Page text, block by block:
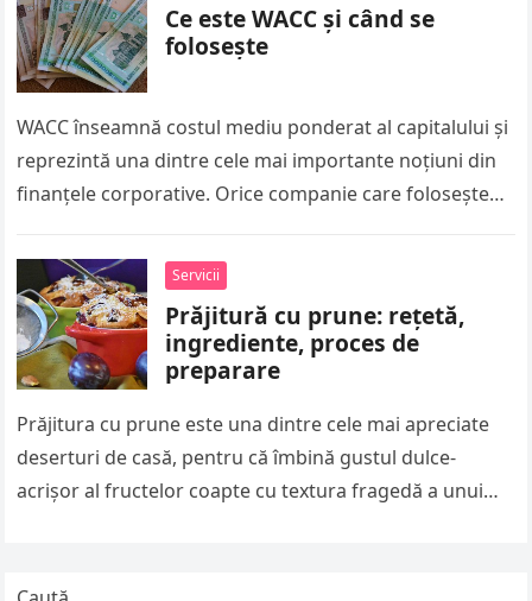
Ce este WACC și când se
folosește
WACC înseamnă costul mediu ponderat al capitalului și
reprezintă una dintre cele mai importante noțiuni din
finanțele corporative. Orice companie care folosește
Servicii
Prăjitură cu prune: rețetă,
ingrediente, proces de
preparare
Prăjitura cu prune este una dintre cele mai apreciate
deserturi de casă, pentru că îmbină gustul dulce-
acrișor al fructelor coapte cu textura fragedă a unui